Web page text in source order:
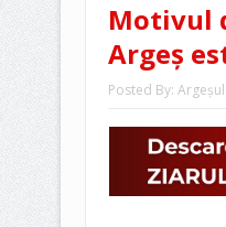
Motivul
Argeș
Posted By: Argeşul